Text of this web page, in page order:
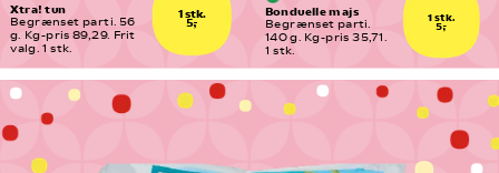
1 stk.
5,-
Xtra! tun
Begrænset parti. 56
g. Kg-pris 89,29. Frit
valg. 1 stk.
1 stk.
5,-
Bonduelle majs
Begrænset parti.
140 g. Kg-pris 35,71.
1 stk.